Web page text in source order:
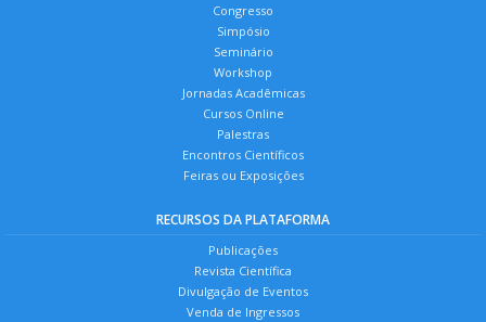
Congresso
Simpósio
Seminário
Workshop
Jornadas Acadêmicas
Cursos Online
Palestras
Encontros Científicos
Feiras ou Exposições
RECURSOS DA PLATAFORMA
Publicações
Revista Científica
Divulgação de Eventos
Venda de Ingressos